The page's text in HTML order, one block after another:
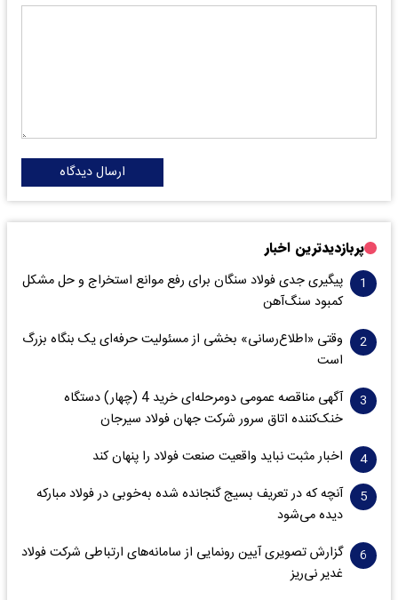
ارسال دیدگاه
پربازدیدترین اخبار
پیگیری جدی فولاد سنگان برای رفع موانع استخراج و حل مشکل
کمبود سنگ‌آهن
وقتی «اطلاع‌رسانی» بخشی از مسئولیت حرفه‌ای یک بنگاه بزرگ
است
آگهی مناقصه عمومی دومرحله‌ای خرید 4 (چهار) دستگاه
خنک‌کننده اتاق سرور شرکت جهان فولاد سیرجان
اخبار مثبت نباید واقعیت صنعت فولاد را پنهان کند
آنچه که در تعریف بسیج گنجانده شده به‌خوبی در فولاد مبارکه
دیده می‌شود
گزارش تصویری آیین رونمایی از سامانه‌های ارتباطی شرکت فولاد
غدیر نی‌ریز